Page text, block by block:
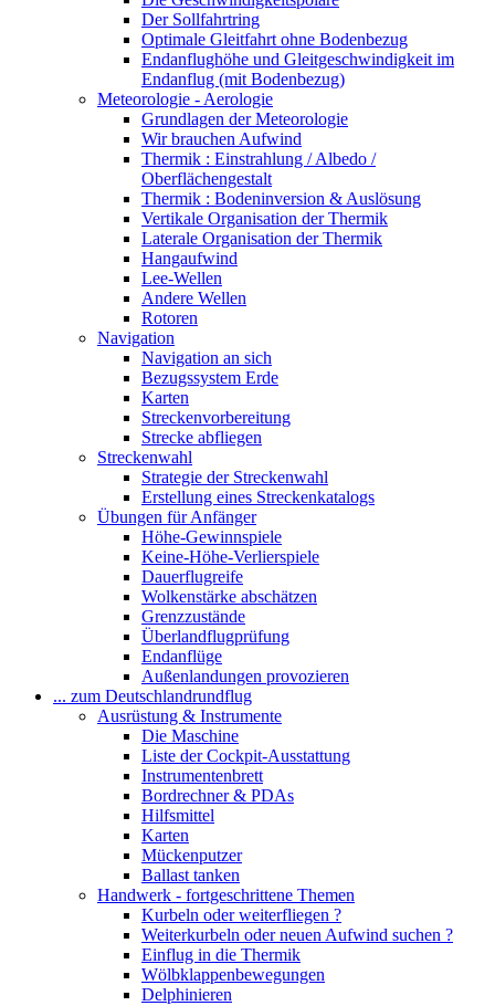
Der Sollfahrtring
Optimale Gleitfahrt ohne Bodenbezug
Endanflughöhe und Gleitgeschwindigkeit im
Endanflug (mit Bodenbezug)
Meteorologie - Aerologie
Grundlagen der Meteorologie
Wir brauchen Aufwind
Thermik : Einstrahlung / Albedo /
Oberflächengestalt
Thermik : Bodeninversion & Auslösung
Vertikale Organisation der Thermik
Laterale Organisation der Thermik
Hangaufwind
Lee-Wellen
Andere Wellen
Rotoren
Navigation
Navigation an sich
Bezugssystem Erde
Karten
Streckenvorbereitung
Strecke abfliegen
Streckenwahl
Strategie der Streckenwahl
Erstellung eines Streckenkatalogs
Übungen für Anfänger
Höhe-Gewinnspiele
Keine-Höhe-Verlierspiele
Dauerflugreife
Wolkenstärke abschätzen
Grenzzustände
Überlandflugprüfung
Endanflüge
Außenlandungen provozieren
... zum Deutschlandrundflug
Ausrüstung & Instrumente
Die Maschine
Liste der Cockpit-Ausstattung
Instrumentenbrett
Bordrechner & PDAs
Hilfsmittel
Karten
Mückenputzer
Ballast tanken
Handwerk - fortgeschrittene Themen
Kurbeln oder weiterfliegen ?
Weiterkurbeln oder neuen Aufwind suchen ?
Einflug in die Thermik
Wölbklappenbewegungen
Delphinieren